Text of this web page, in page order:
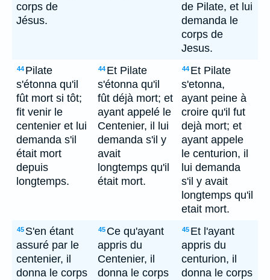
corps de
Jésus.
de Pilate, et lui
demanda le
corps de
Jesus.
44 Pilate
s'étonna qu'il
fût mort si tôt;
fit venir le
centenier et lui
demanda s'il
était mort
depuis
longtemps.
44 Et Pilate
s'étonna qu'il
fût déjà mort; et
ayant appelé le
Centenier, il lui
demanda s'il y
avait
longtemps qu'il
était mort.
44 Et Pilate
s'etonna,
ayant peine à
croire qu'il fut
dejà mort; et
ayant appele
le centurion, il
lui demanda
s'il y avait
longtemps qu'il
etait mort.
45 S'en étant
assuré par le
centenier, il
donna le corps
45 Ce qu'ayant
appris du
Centenier, il
donna le corps
45 Et l'ayant
appris du
centurion, il
donna le corps